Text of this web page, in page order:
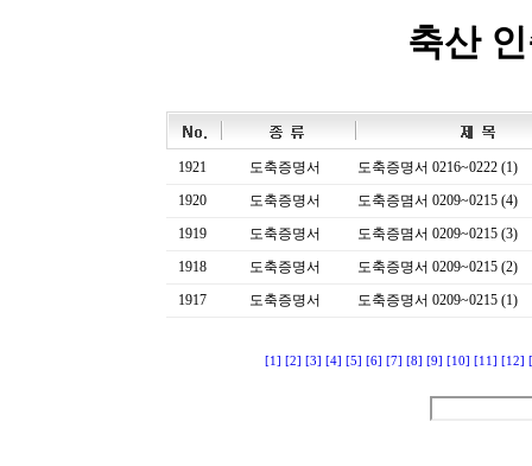
축산
1921 도축증명서
도축증명서 0216~0222 (1)
1920
도축증명서
도축증몀서 0209~0215 (4)
1919
도축증명서
도축증몀서 0209~0215 (3)
1918
도축증명서
도축증명서 0209~0215 (2)
1917
도축증명서 도축증명서 0209~0215 (1)
[1] [2] [3] [4] [5] [6] [7] [8] [9] [10] [11] [12]